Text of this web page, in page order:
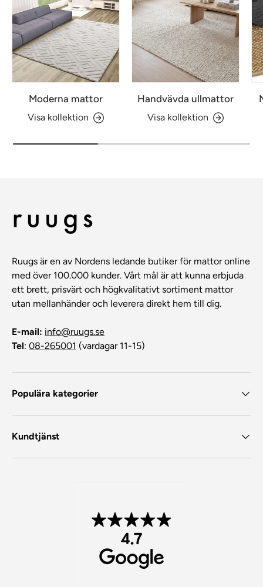
Moderna mattor
Visa kollektion
Handvävda ullmattor
Visa kollektion
Ruugs är en av Nordens ledande butiker för mattor online
med över 100.000 kunder. Vårt mål är att kunna erbjuda
ett brett, prisvärt och högkvalitativt sortiment mattor
utan mellanhänder och leverera direkt hem till dig.
E-mail: info@ruugs.se
Tel: 08-265001 (vardagar 11-15)
Populära kategorier
Kundtjänst